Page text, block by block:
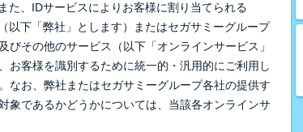
た、IDサービスによりお客様に割り当てられる
以下「弊社」とします）またはセガサミーグループ
その他のサービス（以下「オンラインサービス」
お客様を識別するために統一的・汎用的にご利用し
なお、弊社またはセガサミーグループ各社の提供す
象であるかどうかについては、当該各オンラインサ